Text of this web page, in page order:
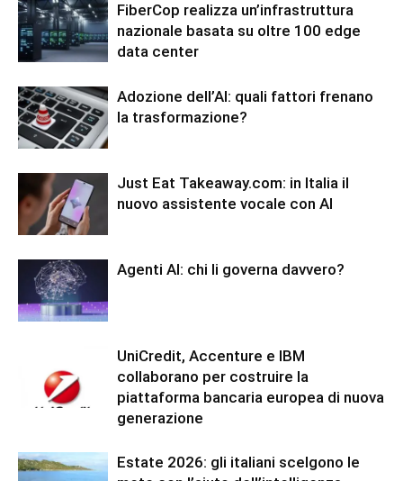
FiberCop realizza un’infrastruttura
nazionale basata su oltre 100 edge
data center
Adozione dell’AI: quali fattori frenano
la trasformazione?
Just Eat Takeaway.com: in Italia il
nuovo assistente vocale con AI
Agenti AI: chi li governa davvero?
UniCredit, Accenture e IBM
collaborano per costruire la
piattaforma bancaria europea di nuova
generazione
Estate 2026: gli italiani scelgono le